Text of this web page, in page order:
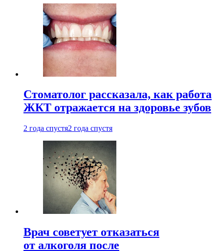
Стоматолог рассказала, как работа
ЖКТ отражается на здоровье зубов
2 года спустя2 года спустя
Врач советует отказаться
от алкоголя после